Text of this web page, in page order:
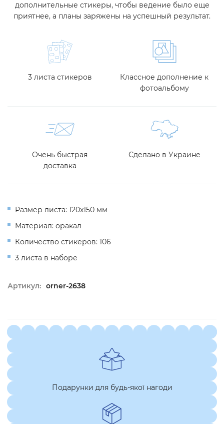
дополнительные стикеры, чтобы ведение было еще
приятнее, а планы заряжены на успешный результат.
3 листа стикеров
Классное дополнение к
фотоальбому
Очень быстрая
доставка
Сделано в Украине
Размер листа: 120х150 мм
Материал: оракал
Количество стикеров: 106
3 листа в наборе
Артикул: orner-2638
Подарунки для будь-якої нагоди